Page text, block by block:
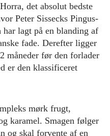
det absolut bedste
Peter Sissecks Pingus-
lagt på en blanding af
fade. Derefter ligger
måneder før den forlader
er den klassificeret
mørk frugt,
karamel. Smagen følger
og skal forvente af en